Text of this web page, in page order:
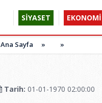
SİYASET EKONOMİ
Ana Sayfa » »
Tarih: 01-01-1970 02:00:00